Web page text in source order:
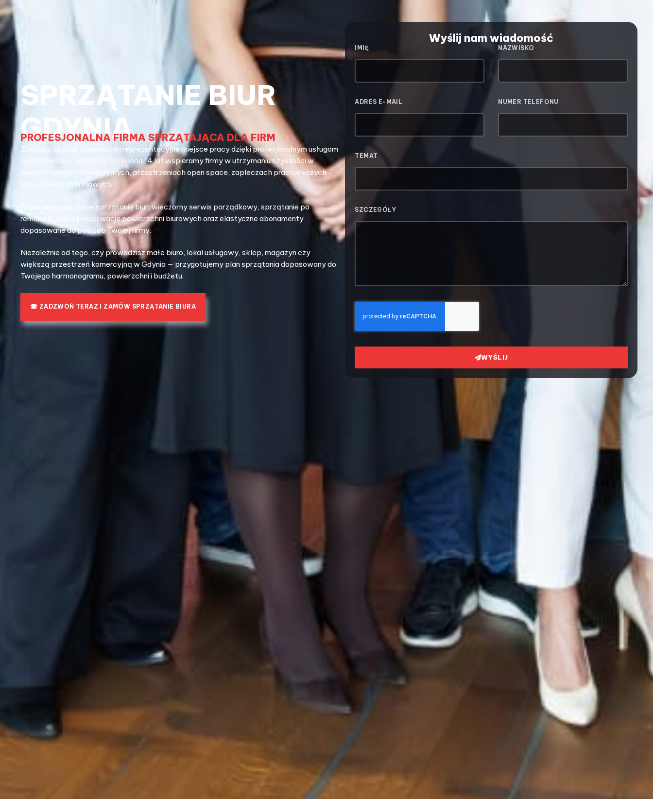
SPRZĄTANIE BIUR
GDYNIA
PROFESJONALNA FIRMA SPRZĄTAJĄCA DLA FIRM
Zadbaj o czyste, higieniczne i reprezentacyjne miejsce pracy dzięki profesjonalnym usługom
sprzątania biur w Gdynia. Od ponad 14 lat wspieramy firmy w utrzymaniu czystości w
biurach, lokalach komercyjnych, przestrzeniach open space, zapleczach pracowniczych
oraz obiektach firmowych.
Oferujemy codzienne sprzątanie biur, wieczorny serwis porządkowy, sprzątanie po
remoncie, stałą konserwację powierzchni biurowych oraz elastyczne abonamenty
dopasowane do potrzeb Twojej firmy.
Niezależnie od tego, czy prowadzisz małe biuro, lokal usługowy, sklep, magazyn czy
większą przestrzeń komercyjną w Gdynia — przygotujemy plan sprzątania dopasowany do
Twojego harmonogramu, powierzchni i budżetu.
☎ ZADZWOŃ TERAZ I ZAMÓW SPRZĄTANIE BIURA
Wyślij nam wiadomość
IMIĘ NAZWISKO
ADRES E-MAIL NUMER TELEFONU
TEMAT
SZCZEGÓŁY
WYŚLIJ